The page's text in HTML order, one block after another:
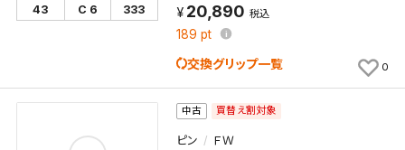
43 C 6 333 20,890 税込
189 pt
交換グリップ一覧 0
中古 買替え割対象
ピン ＦＷ